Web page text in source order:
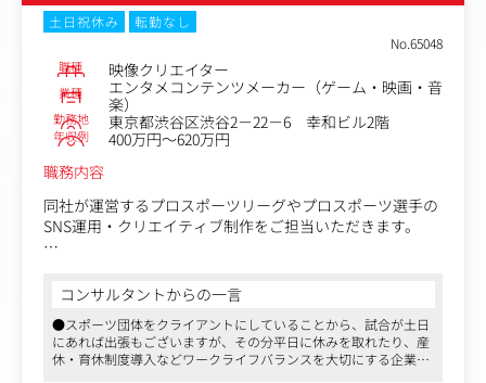
土日祝休み
転勤なし
No.65048
職種 映像クリエイター
業種
エンタメコンテンツメーカー（ゲーム・映画・音
楽）
勤務地 東京都渋谷区渋谷2－22－6 幸和ビル2階
年収例
400万円～620万円
職務内容
同社が運営するプロスポーツリーグやプロスポーツ選手の
SNS運用・クリエイティブ制作をご担当いただきます。
・素材の撮影（写真、動画）
・編集（グラフィック、映像）
・キャプション制作
・投稿及びモニタリング
・データ分析や企画立案
コンサルタントからの一言
●スポーツ団体をクライアントにしていることから、試合が土日
にあれば出張もございますが、その分平日に休みを取れたり、産
休・育休制度導入などワークライフバランスを大切にする企業で